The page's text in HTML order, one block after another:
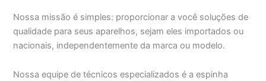
Nossa missão é simples: proporcionar a você soluções de
qualidade para seus aparelhos, sejam eles importados ou
nacionais, independentemente da marca ou modelo.
Nossa equipe de técnicos especializados é a espinha